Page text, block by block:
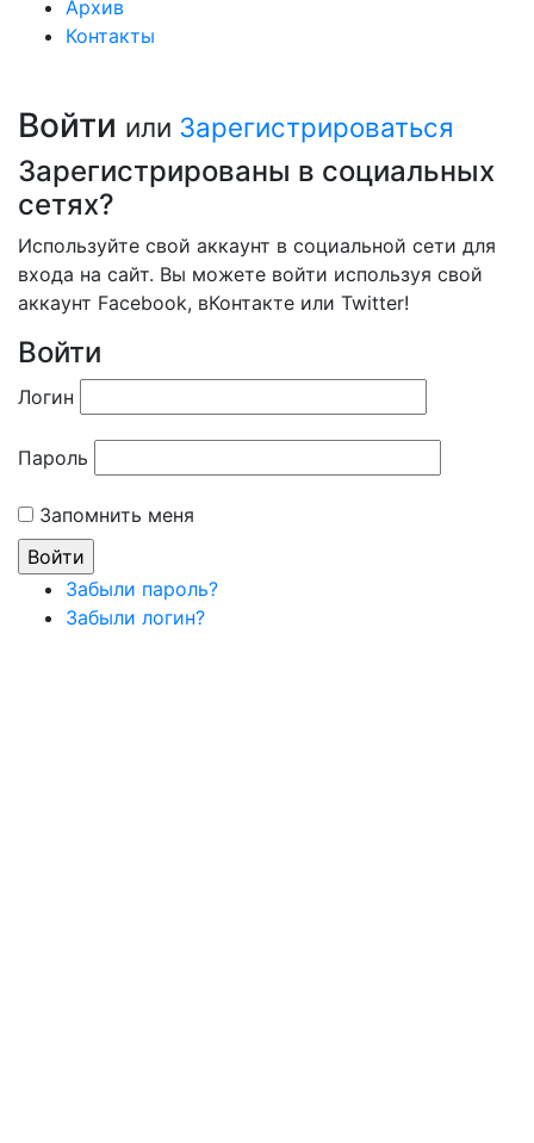
Архив
Контакты
Войти или Зарегистрироваться
Зарегистрированы в социальных
сетях?
Используйте свой аккаунт в социальной сети для
входа на сайт. Вы можете войти используя свой
аккаунт Facebook, вКонтакте или Twitter!
Войти
Логин
Пароль
Запомнить меня
Забыли пароль?
Забыли логин?